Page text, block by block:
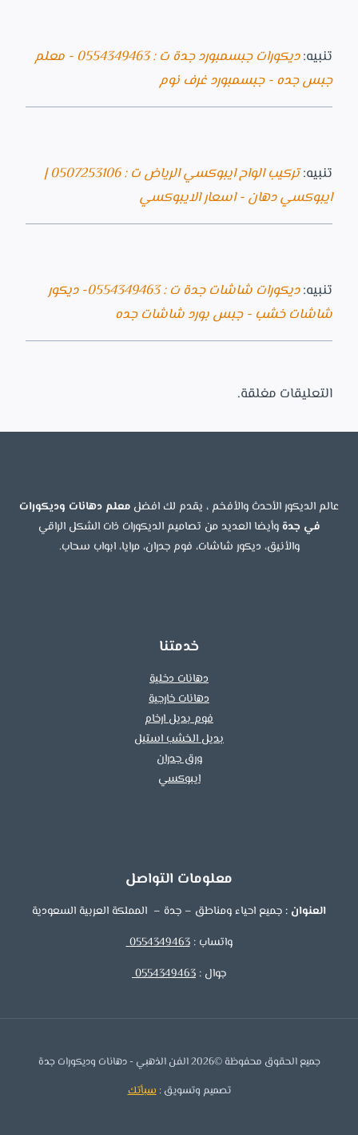
تنبيه:
ديكورات جبسمبورد جدة ت : 0554349463 - معلم
جبس جده - جبسمبورد غرف نوم
تنبيه:
تركيب الواح ايبوكسي الرياض ت : 0507253106 |
ايبوكسي دهان - اسعار الايبوكسي
تنبيه:
ديكورات شاشات جدة ت : 0554349463- ديكور
شاشات خشب - جبس بورد شاشات جده
التعليقات مغلقة.
عالم الديكور الأحدث والأفخم ، يقدم لك افضل معلم دهانات وديكورات
في جدة وأيضا العديد من تصاميم الديكورات ذات الشكل الراقي
والأنيق، ديكور شاشات، فوم جدران، مرايا، ابواب سحاب.
خدمتنا
دهانات دخلية
دهانات خارجية
فوم بديل ارخام
بديل الخشب استيل
ورق جدران
ايبوكسي
معلومات التواصل
العنوان : جميع احياء ومناطق – جدة – المملكة العربية السعودية
واتساب :0554349463
جوال : 0554349463
جميع الحقوق محفوظة ©2026 الفن الذهبي - دهانات وديكورات جدة
تصميم وتسويق :سبأتك